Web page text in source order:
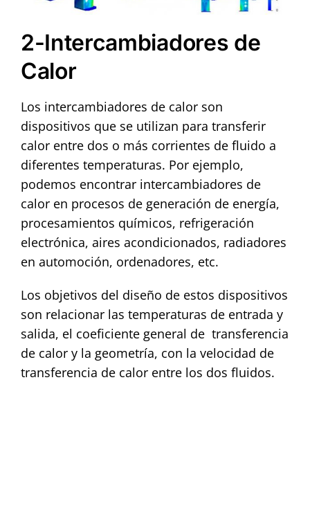
2-Intercambiadores de
Calor
Los intercambiadores de calor son
dispositivos que se utilizan para transferir
calor entre dos o más corrientes de fluido a
diferentes temperaturas. Por ejemplo,
podemos encontrar intercambiadores de
calor en procesos de generación de energía,
procesamientos químicos, refrigeración
electrónica, aires acondicionados, radiadores
en automoción, ordenadores, etc.
Los objetivos del diseño de estos dispositivos
son relacionar las temperaturas de entrada y
salida, el coeficiente general de transferencia
de calor y la geometría, con la velocidad de
transferencia de calor entre los dos fluidos.